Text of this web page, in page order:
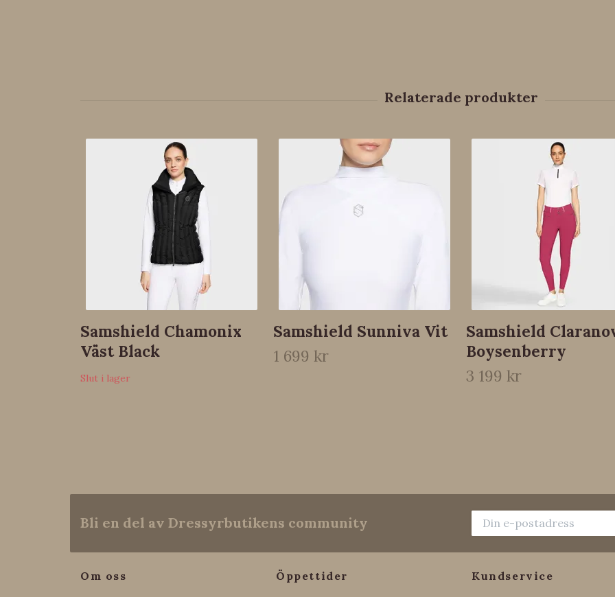
Samshield Chamonix
Väst Black
Slut i lager
Samshield Sunniva Vit
1 699 kr
Samshield
Boysenberry
3 199 kr
Bli en del av Dressyrbutikens community
Om oss Öppettider Kundservice